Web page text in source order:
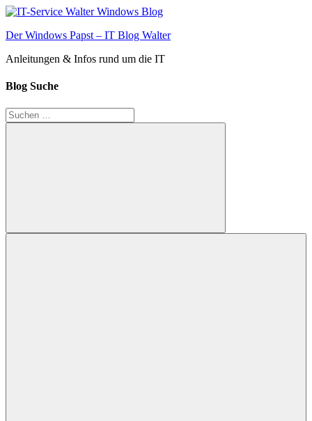
Zum
springen
Der Windows Papst – IT Blog Walter
Anleitungen & Infos rund um die IT
Blog Suche
Suchen
nach:
Suchen